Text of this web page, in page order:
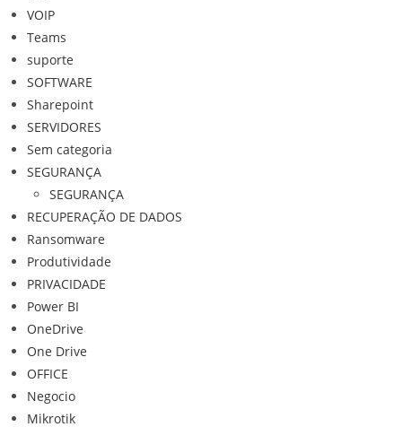
VOIP
Teams
suporte
SOFTWARE
Sharepoint
SERVIDORES
Sem categoria
SEGURANÇA
SEGURANÇA
RECUPERAÇÃO DE DADOS
Ransomware
Produtividade
PRIVACIDADE
Power BI
OneDrive
One Drive
OFFICE
Negocio
Mikrotik